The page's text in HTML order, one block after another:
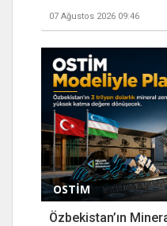
07 Ağustos 2026 09:46
OSTİM
Özbekistan’ın